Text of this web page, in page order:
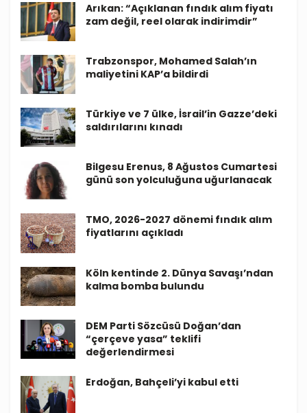
Arıkan: “Açıklanan fındık alım fiyatı
zam değil, reel olarak indirimdir”
Trabzonspor, Mohamed Salah’ın
maliyetini KAP’a bildirdi
Türkiye ve 7 ülke, İsrail’in Gazze’deki
saldırılarını kınadı
Bilgesu Erenus, 8 Ağustos Cumartesi
günü son yolculuğuna uğurlanacak
TMO, 2026-2027 dönemi fındık alım
fiyatlarını açıkladı
Köln kentinde 2. Dünya Savaşı’ndan
kalma bomba bulundu
DEM Parti Sözcüsü Doğan’dan
“çerçeve yasa” teklifi
değerlendirmesi
Erdoğan, Bahçeli’yi kabul etti